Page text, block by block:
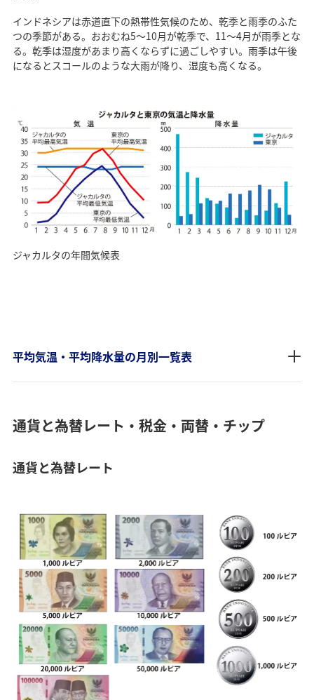
インドネシアは赤道直下の熱帯性気候のため、乾季と雨季のふた
つの季節がある。おおむね5～10月が乾季で、11～4月が雨季とな
る。乾季は湿度があまり高くならずに過ごしやすい。雨季は午後
になるとスコールのような大雨が降り、湿度も高くなる。
ジャカルタの年間気候表
平均気温・平均降水量の月別一覧表
通貨と為替レート・税金・両替・チップ
通貨と為替レート